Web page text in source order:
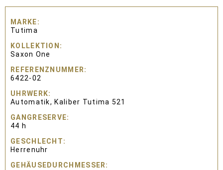
MARKE
Tutima
KOLLEKTION
Saxon One
REFERENZNUMMER
6422-02
UHRWERK
Automatik, Kaliber Tutima 521
GANGRESERVE
44 h
GESCHLECHT
Herrenuhr
GEHÄUSEDURCHMESSER